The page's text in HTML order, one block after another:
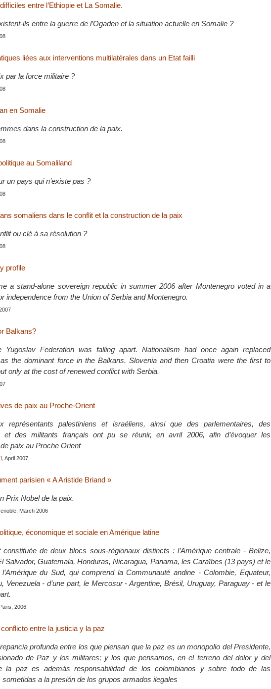
entre l’Ethiopie et La Somalie.
ils entre la guerre de l’Ogaden et la situation actuelle en Somalie ?
liées aux interventions multilatérales dans un Etat failli
par la force militaire ?
en Somalie
dans la construction de la paix.
au Somaliland
un pays qui n’existe pas ?
somaliens dans le conflit et la construction de la paix
ou clé à sa résolution ?
profile
a stand-alone sovereign republic in summer 2006 after Montenegro voted in a
independence from the Union of Serbia and Montenegro.
Balkans?
Yugoslav Federation was falling apart. Nationalism had once again replaced
the dominant force in the Balkans. Slovenia and then Croatia were the first to
only at the cost of renewed conflict with Serbia.
de paix au Proche-Orient
représentants palestiniens et israéliens, ainsi que des parlementaires, des
et des militants français ont pu se réunir, en avril 2006, afin d’évoquer les
paix au Proche Orient
, April 2007
parisien « A Aristide Briand »
Prix Nobel de la paix.
March 2006
économique et sociale en Amérique latine
constituée de deux blocs sous-régionaux distincts : l’Amérique centrale - Belize,
Salvador, Guatemala, Honduras, Nicaragua, Panama, les Caraïbes (13 pays) et le
du Sud, qui comprend la Communauté andine - Colombie, Equateur,
Venezuela - d’une part, le Mercosur - Argentine, Brésil, Uruguay, Paraguay - et le
2006
entre la justicia y la paz
profunda entre los que piensan que la paz es un monopolio del Presidente,
de Paz y los militares; y los que pensamos, en el terreno del dolor y del
la paz es además responsabilidad de los colombianos y sobre todo de las
a la presión de los grupos armados ilegales